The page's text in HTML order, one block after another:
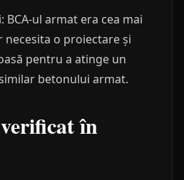
BCA-ul armat era cea mai
o proiectare și
pentru a atinge un
betonului armat.
în